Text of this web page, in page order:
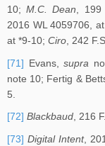
10;M.C. Dean ,
2016 WL 4059706,
at *9-10; Ciro , 242
[71] Evans,supra
note 10; Fertig &
5.
[72] Blackbaud, 216
[73] Digital Intent,